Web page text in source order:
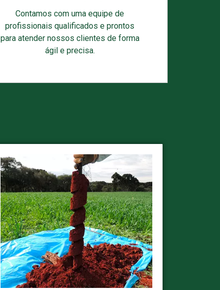
Contamos com uma equipe de
profissionais qualificados e prontos
para atender nossos clientes de forma
ágil e precisa.